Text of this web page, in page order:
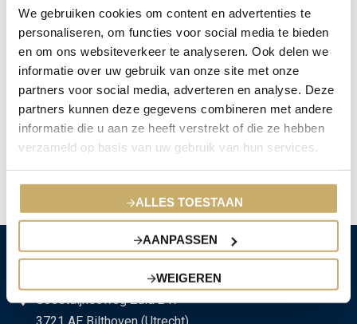
We gebruiken cookies om content en advertenties te
personaliseren, om functies voor social media te bieden
en om ons websiteverkeer te analyseren. Ook delen we
informatie over uw gebruik van onze site met onze
partners voor social media, adverteren en analyse. Deze
partners kunnen deze gegevens combineren met andere
informatie die u aan ze heeft verstrekt of die ze hebben
verzameld op basis van uw gebruik van hun services.
ALLES TOESTAAN
AANPASSEN
WEIGEREN
Gazelle. Als FD Gazelle behoort Paardekooper tot één van de 691
snelst groeiende bedrijven van Nederland!
De FD Gazellen Awards worden elk jaar door Het Financieele
Dagblad uitgereikt aan Nederlandse ondernemingen. Op
donderdag 24 maart 2022 hebben wij de FD Gazellen Award in
ontvangst mogen nemen.
We zijn trots op deze award. Speciale dank aan ons fantastische
team van verzekeringsspecialisten en onze trouwe klanten!
Soestdijkseweg Zuid 247